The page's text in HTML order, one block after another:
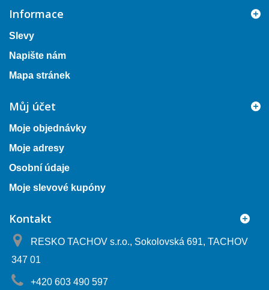
Informace
Slevy
Napište nám
Mapa stránek
Můj účet
Moje objednávky
Moje adresy
Osobní údaje
Moje slevové kupóny
Kontakt
RESKO TACHOV s.r.o., Sokolovská 691, TACHOV
347 01
+420 603 490 597